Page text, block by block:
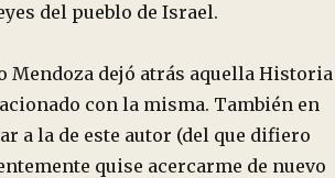
del pueblo de Israel.
Mendoza dejó atrás aquella Historia
con la misma. También en
a la de este autor (del que difiero
quise acercarme de nuevo